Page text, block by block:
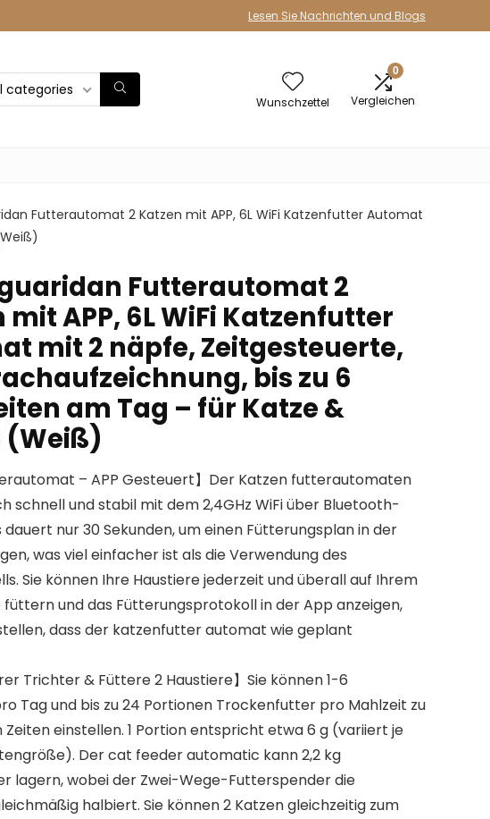
Lesen Sie Nachrichten und Blogs
categories
Wunschzettel
0
Vergleichen
Futterautomat 2 Katzen mit APP, 6L WiFi Katzenfutter Automat
Futterautomat 2
mit APP, 6L WiFi Katzenfutter
mit 2 näpfe, Zeitgesteuerte,
bis zu 6
am Tag – für Katze &
(Weiß)
– APP Gesteuert】Der Katzen futterautomaten
schnell und stabil mit dem 2,4GHz WiFi über Bluetooth-
dauert nur 30 Sekunden, um einen Fütterungsplan in der
was viel einfacher ist als die Verwendung des
Sie können Ihre Haustiere jederzeit und überall auf Ihrem
und das Fütterungsprotokoll in der App anzeigen,
dass der katzenfutter automat wie geplant
Trichter & Füttere 2 Haustiere】Sie können 1-6
Tag und bis zu 24 Portionen Trockenfutter pro Mahlzeit zu
einstellen. 1 Portion entspricht etwa 6 g (variiert je
Der cat feeder automatic kann 2,2 kg
lagern, wobei der Zwei-Wege-Futterspender die
halbiert. Sie können 2 Katzen gleichzeitig zum